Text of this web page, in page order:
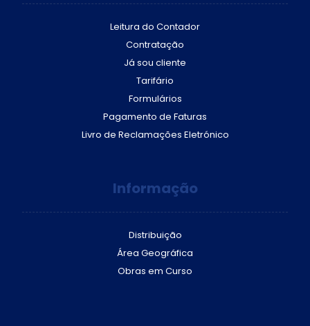
Leitura do Contador
Contratação
Já sou cliente
Tarifário
Formulários
Pagamento de Faturas
Livro de Reclamações Eletrónico
Informação
Distribuição
Área Geográfica
Obras em Curso